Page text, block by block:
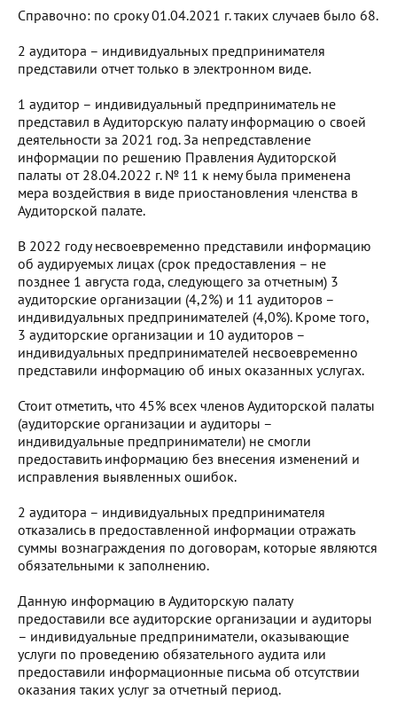
Справочно: по сроку 01.04.2021 г. таких случаев было 68.
2 аудитора – индивидуальных предпринимателя
представили отчет только в электронном виде.
1 аудитор – индивидуальный предприниматель не
представил в Аудиторскую палату информацию о своей
деятельности за 2021 год. За непредставление
информации по решению Правления Аудиторской
палаты от 28.04.2022 г. № 11 к нему была применена
мера воздействия в виде приостановления членства в
Аудиторской палате.
В 2022 году несвоевременно представили информацию
об аудируемых лицах (срок предоставления – не
позднее 1 августа года, следующего за отчетным) 3
аудиторские организации (4,2%) и 11 аудиторов –
индивидуальных предпринимателей (4,0%). Кроме того,
3 аудиторские организации и 10 аудиторов –
индивидуальных предпринимателей несвоевременно
представили информацию об иных оказанных услугах.
Стоит отметить, что 45% всех членов Аудиторской палаты
(аудиторские организации и аудиторы –
индивидуальные предприниматели) не смогли
предоставить информацию без внесения изменений и
исправления выявленных ошибок.
2 аудитора – индивидуальных предпринимателя
отказались в предоставленной информации отражать
суммы вознаграждения по договорам, которые являются
обязательными к заполнению.
Данную информацию в Аудиторскую палату
предоставили все аудиторские организации и аудиторы
– индивидуальные предприниматели, оказывающие
услуги по проведению обязательного аудита или
предоставили информационные письма об отсутствии
оказания таких услуг за отчетный период.